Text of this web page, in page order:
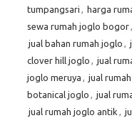
tumpangsari , harga
sewa rumah joglo bogor,
jual bahan rumah joglo ,
clover hill joglo , jual
joglo meruya , jual
botanical joglo , jual
jual rumah joglo antik ,